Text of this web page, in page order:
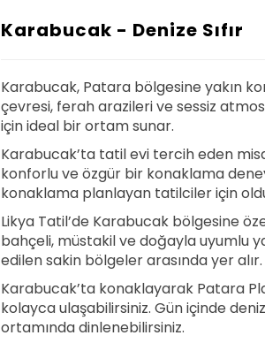
Karabucak - Denize Sıfır
Karabucak, Patara bölgesine yakın
çevresi, ferah arazileri ve sessiz
için ideal bir ortam sunar.
Karabucak’ta tatil evi tercih eden
konforlu ve özgür bir konaklama
konaklama planlayan tatilciler için
Likya Tatil’de Karabucak bölgesine
bahçeli, müstakil ve doğayla uyumlu
edilen sakin bölgeler arasında yer alır.
Karabucak’ta konaklayarak Patara
kolayca ulaşabilirsiniz. Gün içinde
ortamında dinlenebilirsiniz.